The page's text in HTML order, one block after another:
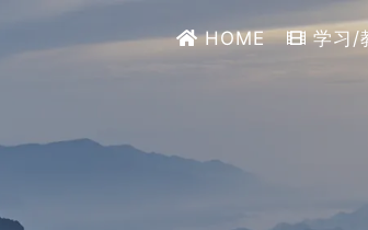
HOME 学习/